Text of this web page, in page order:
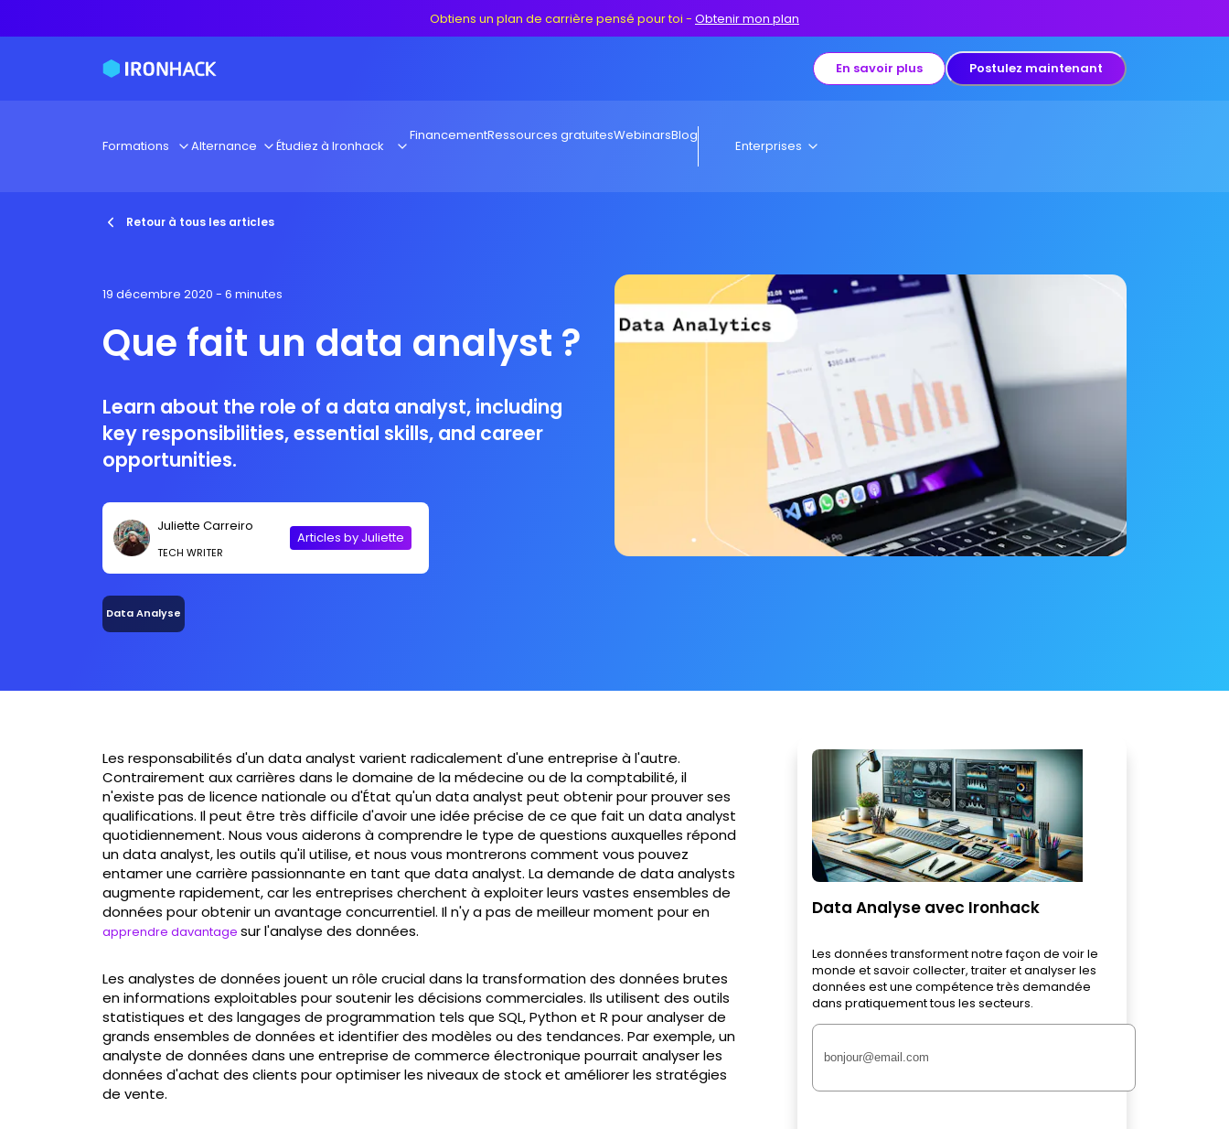
Obtiens un plan de carrière pensé pour toi - Obtenir mon plan
En savoir plus Postulez maintenant
Formations Alternance Étudiez à Ironhack
FinancementRessources gratuitesWebinarsBlog
Enterprises
Retour à tous les articles
19 décembre 2020 - 6 minutes
Que fait un data analyst ?
Learn about the role of a data analyst, including
key responsibilities, essential skills, and career
opportunities.
Juliette Carreiro
TECH WRITER
Articles by Juliette
Data Analyse
Les responsabilités d'un data analyst varient radicalement d'une entreprise à l'autre.
Contrairement aux carrières dans le domaine de la médecine ou de la comptabilité, il
n'existe pas de licence nationale ou d'État qu'un data analyst peut obtenir pour prouver ses
qualifications. Il peut être très difficile d'avoir une idée précise de ce que fait un data analyst
quotidiennement. Nous vous aiderons à comprendre le type de questions auxquelles répond
un data analyst, les outils qu'il utilise, et nous vous montrerons comment vous pouvez
entamer une carrière passionnante en tant que data analyst. La demande de data analysts
augmente rapidement, car les entreprises cherchent à exploiter leurs vastes ensembles de
données pour obtenir un avantage concurrentiel. Il n'y a pas de meilleur moment pour en
apprendre davantage sur l'analyse des données.
Les analystes de données jouent un rôle crucial dans la transformation des données brutes
en informations exploitables pour soutenir les décisions commerciales. Ils utilisent des outils
statistiques et des langages de programmation tels que SQL, Python et R pour analyser de
grands ensembles de données et identifier des modèles ou des tendances. Par exemple, un
analyste de données dans une entreprise de commerce électronique pourrait analyser les
données d'achat des clients pour optimiser les niveaux de stock et améliorer les stratégies
de vente.
Data Analyse avec Ironhack
Les données transforment notre façon de voir le
monde et savoir collecter, traiter et analyser les
données est une compétence très demandée
dans pratiquement tous les secteurs.